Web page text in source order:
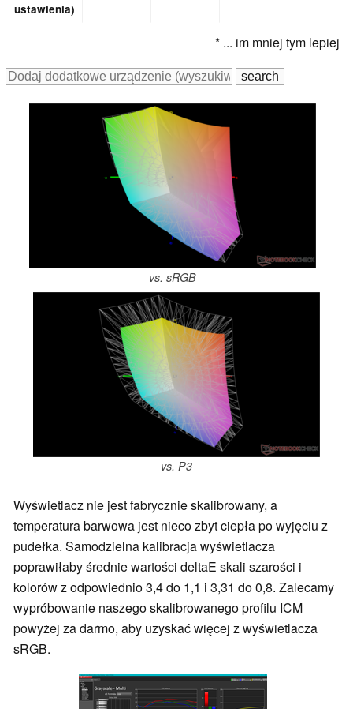
ustawienia)
* ... im mniej tym lepiej
vs. sRGB
vs. P3
Wyświetlacz nie jest fabrycznie skalibrowany, a
temperatura barwowa jest nieco zbyt ciepła po wyjęciu z
pudełka. Samodzielna kalibracja wyświetlacza
poprawiłaby średnie wartości deltaE skali szarości i
kolorów z odpowiednio 3,4 do 1,1 i 3,31 do 0,8. Zalecamy
wypróbowanie naszego skalibrowanego profilu ICM
powyżej za darmo, aby uzyskać więcej z wyświetlacza
sRGB.